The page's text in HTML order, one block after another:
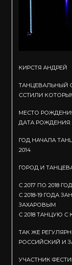
КИРСТЯ АНДРЕЙ
ТАНЦЕВАЛЬНЫЙ
ССТИЛИ
МЕСТО
ДАТА РОЖДЕНИЯ:
ГОД НАЧАЛА
2014
ГОРОД И
С 2017 ПО 2018
С 2018-19 ГОДА
ЗАХАРОВЫМ
С 2018 ТАНЦУЮ
ТАК ЖЕ
РОССИЙСКИЙ И
УЧАСТНИК